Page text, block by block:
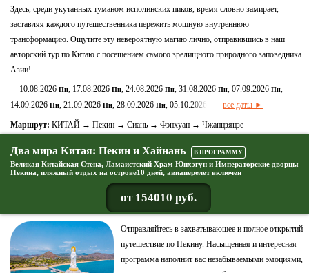
Здесь, среди укутанных туманом исполинских пиков, время словно замирает,
заставляя каждого путешественника пережить мощную внутреннюю
трансформацию. Ощутите эту невероятную магию лично, отправившись в наш
авторский тур по Китаю с посещением самого зрелищного природного заповедника
Азии!
10.08.2026 Пн, 17.08.2026 Пн, 24.08.2026 Пн, 31.08.2026 Пн, 07.09.2026 Пн,
14.09.2026 Пн, 21.09.2026 Пн, 28.09.2026 Пн, 05.10.2026 все даты ►
Маршрут: КИТАЙ → Пекин → Сиань → Фэнхуан → Чжанцзяцзе
Два мира Китая: Пекин и Хайнань В ПРОГРАММУ
Великая Китайская Стена, Ламаистский Храм Юнхэгун и Императорские дворцы
Пекина, пляжный отдых на острове10 дней, авиаперелет включен
от 154010 руб.
Отправляйтесь в захватывающее и полное открытий
путешествие по Пекину. Насыщенная и интересная
программа наполнит вас незабываемыми эмоциями,